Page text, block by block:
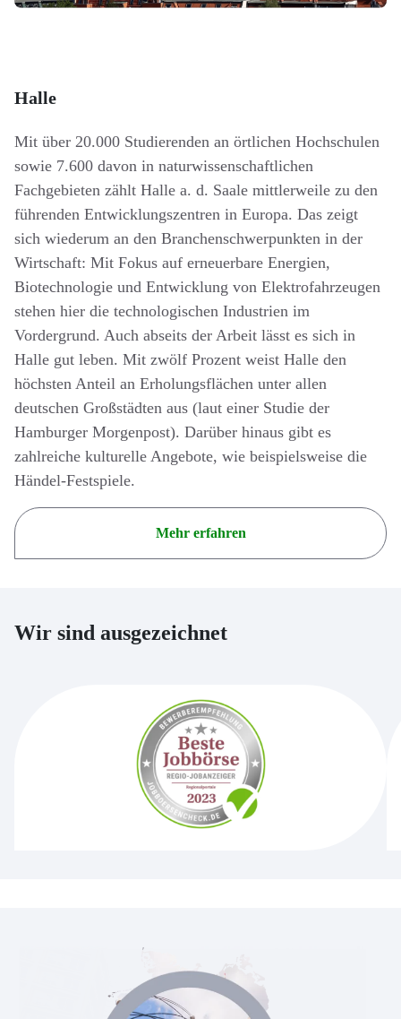
Halle
Mit über 20.000 Studierenden an örtlichen Hochschulen
sowie 7.600 davon in naturwissenschaftlichen
Fachgebieten zählt Halle a. d. Saale mittlerweile zu den
führenden Entwicklungszentren in Europa. Das zeigt
sich wiederum an den Branchenschwerpunkten in der
Wirtschaft: Mit Fokus auf erneuerbare Energien,
Biotechnologie und Entwicklung von Elektrofahrzeugen
stehen hier die technologischen Industrien im
Vordergrund. Auch abseits der Arbeit lässt es sich in
Halle gut leben. Mit zwölf Prozent weist Halle den
höchsten Anteil an Erholungsflächen unter allen
deutschen Großstädten aus (laut einer Studie der
Hamburger Morgenpost). Darüber hinaus gibt es
zahlreiche kulturelle Angebote, wie beispielsweise die
Händel-Festspiele.
Mehr erfahren
Wir sind ausgezeichnet